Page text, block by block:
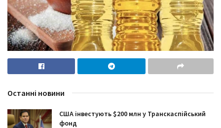
Останні новини
США інвестують $200 млн у Транскаспійський
фонд